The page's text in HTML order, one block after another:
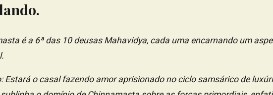
é a 6ª das 10 deusas Mahavidya, cada uma encarnando um
Estará o casal fazendo amor aprisionado no ciclo samsárico de